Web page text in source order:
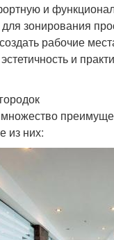
и
зонирования
рабочие
и
из них: